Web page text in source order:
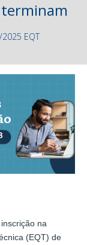
terminam
2025 EQT
na
(EQT) de